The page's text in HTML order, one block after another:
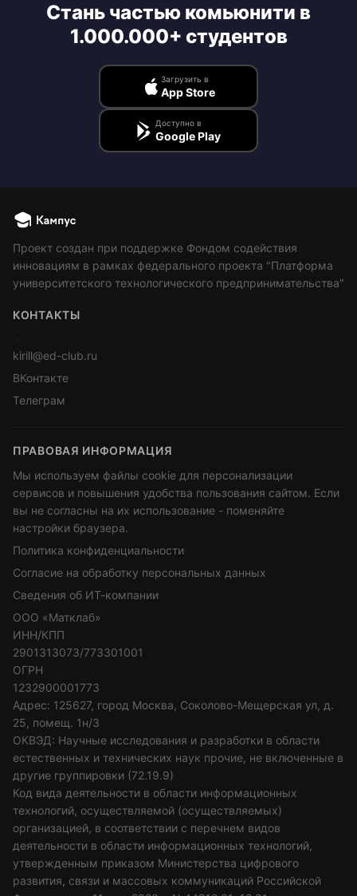
Стань частью комьюнити в
1.000.000+ студентов
Загрузить в
App Store
Доступно в
Google Play
Проект создан при поддержке Фондом содействия
инновациям в рамках федерального проекта "Платформа
университетского технологического предпринимательства"
КОНТАКТЫ
>
kirill@ed-club.ru
ВКонтакте
Телеграм
ПРАВОВАЯ ИНФОРМАЦИЯ
Мы используем файлы cookie для персонализации
сервисов и повышения удобства пользования сайтом. Если
вы не согласны на их использование - поменяйте
настройки браузера.
Политика конфиденциальности
Согласие на обработку персональных данных
Сведения об ИТ-компании
ООО «Матклаб»
ИНН/КПП
2901313073/773301001
ОГРН
1232900001773
Адрес: 125627, город Москва, Соколово-Мещерская ул, д.
25, помещ. 1н/3
ОКВЭД: Научные исследования и разработки в области
естественных и технических наук прочие, не включенные в
другие группировки (72.19.9)
Код вида деятельности в области информационных
технологий, осуществляемой (осуществляемых)
организацией, в соответствии с перечнем видов
деятельности в области информационных технологий,
утвержденным приказом Министерства цифрового
развития, связи и массовых коммуникаций Российской